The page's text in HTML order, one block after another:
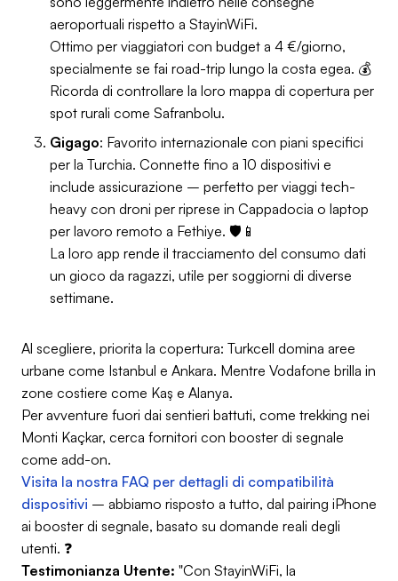
aeroportuali rispetto a StayinWiFi.
Ottimo per viaggiatori con budget a 4 €/giorno,
specialmente se fai road-trip lungo la costa egea. 💰
Ricorda di controllare la loro mappa di copertura per
spot rurali come Safranbolu.
Gigago: Favorito internazionale con piani specifici
per la Turchia. Connette fino a 10 dispositivi e
include assicurazione – perfetto per viaggi tech-
heavy con droni per riprese in Cappadocia o laptop
per lavoro remoto a Fethiye. 🛡️📱
La loro app rende il tracciamento del consumo dati
un gioco da ragazzi, utile per soggiorni di diverse
settimane.
Al scegliere, priorita la copertura: Turkcell domina aree
urbane come Istanbul e Ankara. Mentre Vodafone brilla in
zone costiere come Kaş e Alanya.
Per avventure fuori dai sentieri battuti, come trekking nei
Monti Kaçkar, cerca fornitori con booster di segnale
come add-on.
Visita la nostra FAQ per dettagli di compatibilità
dispositivi – abbiamo risposto a tutto, dal pairing iPhone
ai booster di segnale, basato su domande reali degli
utenti. ❓
Testimonianza Utente: "Con StayinWiFi, la